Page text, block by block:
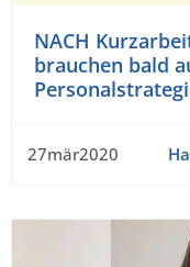
NACH
brauchen bald
27mär2020